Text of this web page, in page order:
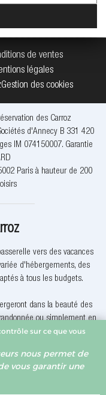
de ventes
légales
Gestion des cookies
des Carroz
d'Annecy B 331 420
IM 074150007. Garantie
Paris à hauteur de 200
vers des vacances
d'hébergements, des
à tous les budgets.
dans la beauté des
ou simplement en
chose pour vous.
offres exclusives, une
prix. Votre expérience
sur ce que vous
nous permet de
vous garantir une